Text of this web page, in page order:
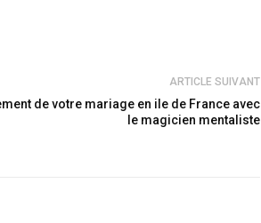
ARTICLE SUIVANT
de votre mariage en ile de France avec
le magicien mentaliste